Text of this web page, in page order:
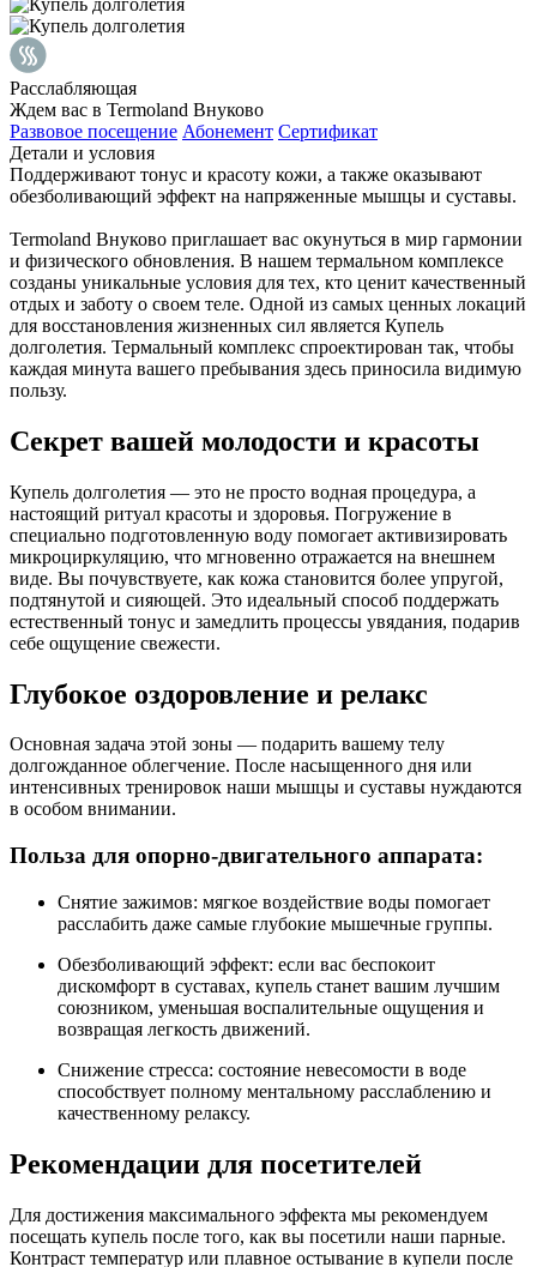
Расслабляющая
Ждем вас в Termoland Внуково
Развовое посещение Абонемент Сертификат
Детали и условия
Поддерживают тонус и красоту кожи, а также оказывают
обезболивающий эффект на напряженные мышцы и суставы.
Termoland Внуково приглашает вас окунуться в мир гармонии
и физического обновления. В нашем термальном комплексе
созданы уникальные условия для тех, кто ценит качественный
отдых и заботу о своем теле. Одной из самых ценных локаций
для восстановления жизненных сил является Купель
долголетия. Термальный комплекс спроектирован так, чтобы
каждая минута вашего пребывания здесь приносила видимую
пользу.
Секрет вашей молодости и красоты
Купель долголетия — это не просто водная процедура, а
настоящий ритуал красоты и здоровья. Погружение в
специально подготовленную воду помогает активизировать
микроциркуляцию, что мгновенно отражается на внешнем
виде. Вы почувствуете, как кожа становится более упругой,
подтянутой и сияющей. Это идеальный способ поддержать
естественный тонус и замедлить процессы увядания, подарив
себе ощущение свежести.
Глубокое оздоровление и релакс
Основная задача этой зоны — подарить вашему телу
долгожданное облегчение. После насыщенного дня или
интенсивных тренировок наши мышцы и суставы нуждаются
в особом внимании.
Польза для опорно-двигательного аппарата:
Снятие зажимов: мягкое воздействие воды помогает
расслабить даже самые глубокие мышечные группы.
Обезболивающий эффект: если вас беспокоит
дискомфорт в суставах, купель станет вашим лучшим
союзником, уменьшая воспалительные ощущения и
возвращая легкость движений.
Снижение стресса: состояние невесомости в воде
способствует полному ментальному расслаблению и
качественному релаксу.
Рекомендации для посетителей
Для достижения максимального эффекта мы рекомендуем
посещать купель после того, как вы посетили наши парные.
Контраст температур или плавное остывание в купели после